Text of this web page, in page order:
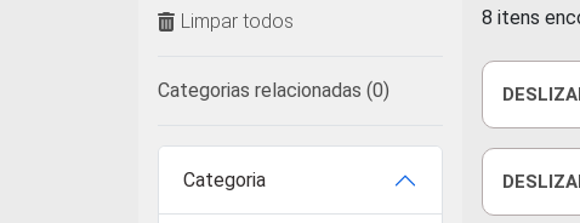
Limpar todos
Categorias relacionadas (0)
Categoria
8 itens